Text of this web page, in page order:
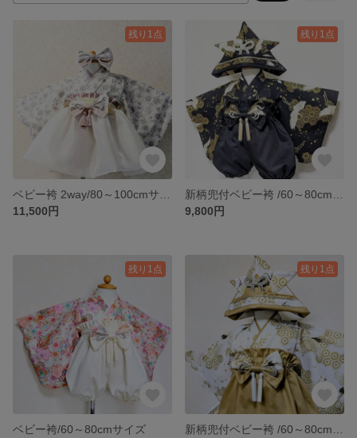
残り1点
11,500円
残り1点
9,800円
残り1点
ベビー袴/60～80cmサイズ
残り1点